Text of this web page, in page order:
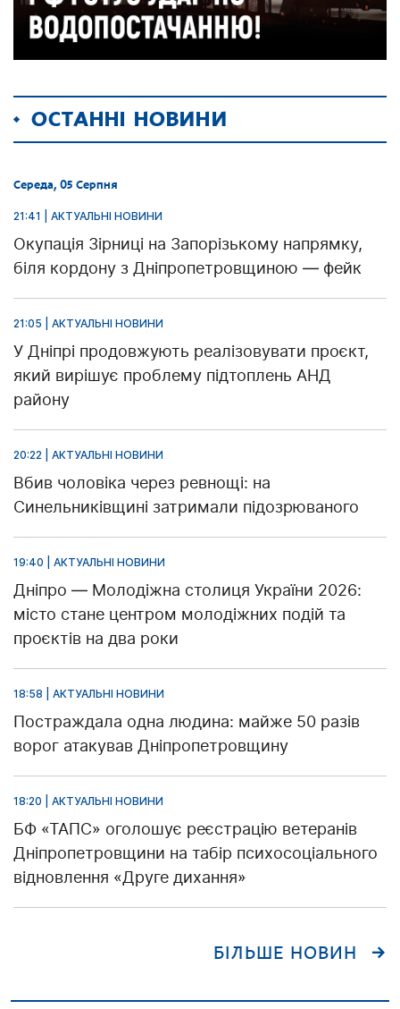
ОСТАННІ НОВИНИ
Середа, 05 Серпня
21:41 | АКТУАЛЬНІ НОВИНИ
Окупація Зірниці на Запорізькому напрямку,
біля кордону з Дніпропетровщиною — фейк
21:05 | АКТУАЛЬНІ НОВИНИ
У Дніпрі продовжують реалізовувати проєкт,
який вирішує проблему підтоплень АНД
району
20:22 | АКТУАЛЬНІ НОВИНИ
Вбив чоловіка через ревнощі: на
Синельниківщині затримали підозрюваного
19:40 | АКТУАЛЬНІ НОВИНИ
Дніпро — Молодіжна столиця України 2026:
місто стане центром молодіжних подій та
проєктів на два роки
18:58 | АКТУАЛЬНІ НОВИНИ
Постраждала одна людина: майже 50 разів
ворог атакував Дніпропетровщину
18:20 | АКТУАЛЬНІ НОВИНИ
БФ «ТАПС» оголошує реєстрацію ветеранів
Дніпропетровщини на табір психосоціального
відновлення «Друге дихання»
БІЛЬШЕ НОВИН